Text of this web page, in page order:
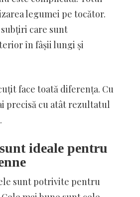
legumei pe tocător.
care sunt
în fâșii lungi și
face toată diferența. Cu
precisă cu atât rezultatul
ideale pentru
sunt potrivite pentru